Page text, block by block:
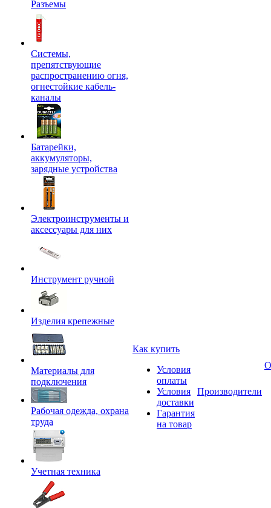
Разъемы
Системы,
препятствующие
распространению огня,
огнестойкие кабель-
каналы
Батарейки,
аккумуляторы,
зарядные устройства
Электроинструменты и
аксессуары для них
Инструмент ручной
Изделия крепежные
Материалы для
подключения
Рабочая одежда, охрана
труда
Учетная техника
Как купить
Условия
оплаты
Условия
доставки
Гарантия
на товар
Производители